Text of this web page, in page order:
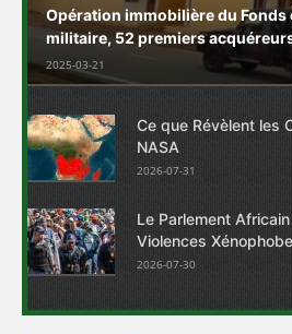
Opération immobilière du Fonds
militaire, 52 premiers
2025-03-21
Ce que Révèlent les
NASA
2026-07-31
Le Parlement
Violences
2026-07-30